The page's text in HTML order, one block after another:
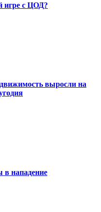
игре с ЦОД?
выросли на
в нападение